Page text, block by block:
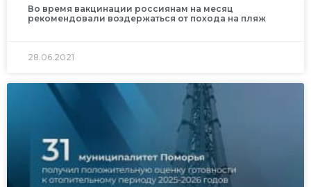
Во время вакцинации россиянам на месяц
рекомендовали воздержаться от похода на пляж
28.06.2021